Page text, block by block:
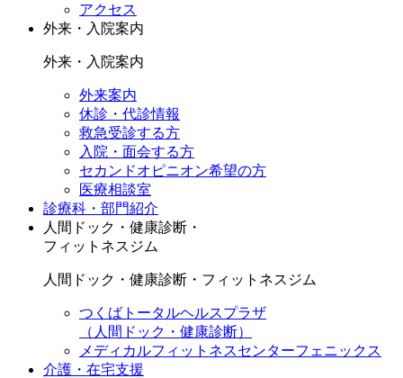
アクセス
外来・入院案内
外来・入院案内
外来案内
休診・代診情報
救急受診する方
入院・面会する方
セカンドオピニオン希望の方
医療相談室
診療科・部門紹介
人間ドック・健康診断・
フィットネスジム
人間ドック・健康診断・フィットネスジム
つくばトータルヘルスプラザ
（人間ドック・健康診断）
メディカルフィットネスセンターフェニックス
介護・在宅支援